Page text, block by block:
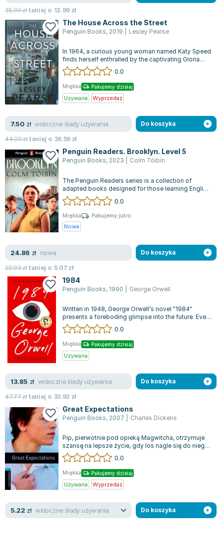
35.99złtaniej o 12.99 zł
The House Across the Street
Penguin Books, 2019 Lesley Pearse
In 1964, a curious young woman named Katy Speed
finds herself enthralled by the captivating Gloria
and the mysterious happenings a...
0.0
Miękka Pakujemy dzisiaj
Używana Wyprzedaż
7.50 zł widoczne ślady używania
44.09złtaniej o 36.59 zł
Do koszyka
Penguin Readers. Brooklyn. Level 5
Penguin Books, 2023 Colm Tóibín
The Penguin Readers series is a collection of
adapted books designed for those learning English
as a foreign language. Each book f...
0.0
Miękka
Pakujemy jutro
Nowa
24.86 zł nowa
29.93złtaniej o 5.07 zł
Do koszyka
1984
Penguin Books, 1990 George Orwell
Written in 1948, George Orwell's novel "1984"
presents a foreboding glimpse into the future. Even
though 1984 is a year now in the...
0.0
Miękka Pakujemy dzisiaj
Używana
13.85 zł widoczne ślady używania
47.77złtaniej o 33.92 zł
Do koszyka
Great Expectations
Penguin Books, 2007 Charles Dickens
Pip, pierwotnie pod opieką Magwitcha, otrzymuje
szansę na lepsze życie, gdy los nagle się do niego
uśmiecha, przynosząc mu bogactw...
0.0
Miękka Pakujemy dzisiaj
Używana Wyprzedaż
5.22 zł widoczne ślady używania Do koszyka